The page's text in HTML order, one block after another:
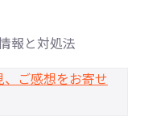
報と対処法
ご感想をお寄せ